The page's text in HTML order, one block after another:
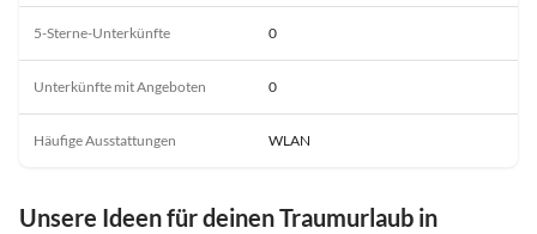
5-Sterne-Unterkünfte 0
Unterkünfte mit Angeboten 0
Häufige Ausstattungen WLAN
Unsere Ideen für deinen Traumurlaub in